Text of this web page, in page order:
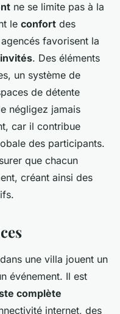
ne se limite pas à la
le confort des
favorisent la
. Des éléments
un système de
de détente
négligez jamais
car il contribue
des participants.
que chacun
créant ainsi des
une villa jouent un
événement. Il est
complète
internet, des